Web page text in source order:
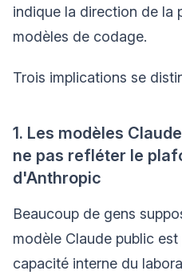
indique la direction de la
modèles de codage.
Trois implications se
1. Les modèles
ne pas refléter le
d'Anthropic
Beaucoup de gens
modèle Claude public
capacité interne du